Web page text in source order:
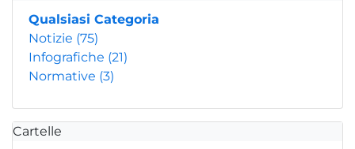
Qualsiasi Categoria
Notizie (75)
Infografiche (21)
Normative (3)
Cartelle